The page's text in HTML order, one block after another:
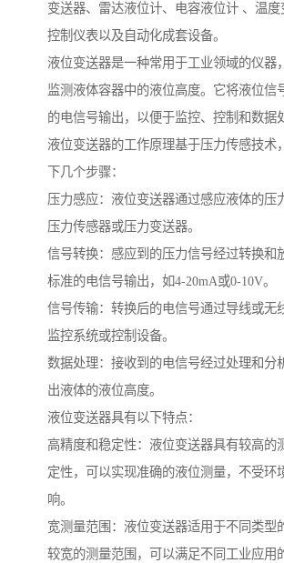
变送器、雷达液位计、电容液位计 、温度
控制仪表以及自动化成套设备。
液位变送器是一种常用于工业领域的仪器
监测液体容器中的液位高度。它将液位信
的电信号输出，以便于监控、控制和数据
液位变送器的工作原理基于压力传感技术
下几个步骤：
压力感应：液位变送器通过感应液体的压
压力传感器或压力变送器。
信号转换：感应到的压力信号经过转换和
标准的电信号输出，如4-20mA或0-10V。
信号传输：转换后的电信号通过导线或无
监控系统或控制设备。
数据处理：接收到的电信号经过处理和分
出液体的液位高度。
液位变送器具有以下特点：
高精度和稳定性：液位变送器具有较高的
定性，可以实现准确的液位测量，不受环
响。
宽测量范围：液位变送器适用于不同类型
较宽的测量范围，可以满足不同工业应用